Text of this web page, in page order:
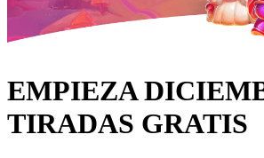
EMPIEZA
TIRADAS GRATIS